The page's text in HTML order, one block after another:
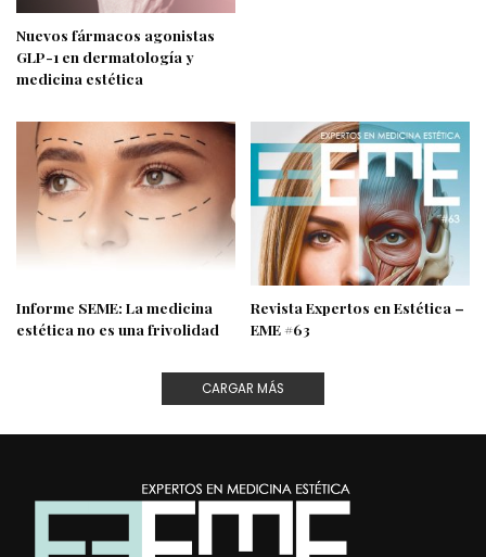
Nuevos fármacos agonistas
GLP-1 en dermatología y
medicina estética
Informe SEME: La medicina
estética no es una frivolidad
Revista Expertos en Estética –
EME #63
CARGAR MÁS